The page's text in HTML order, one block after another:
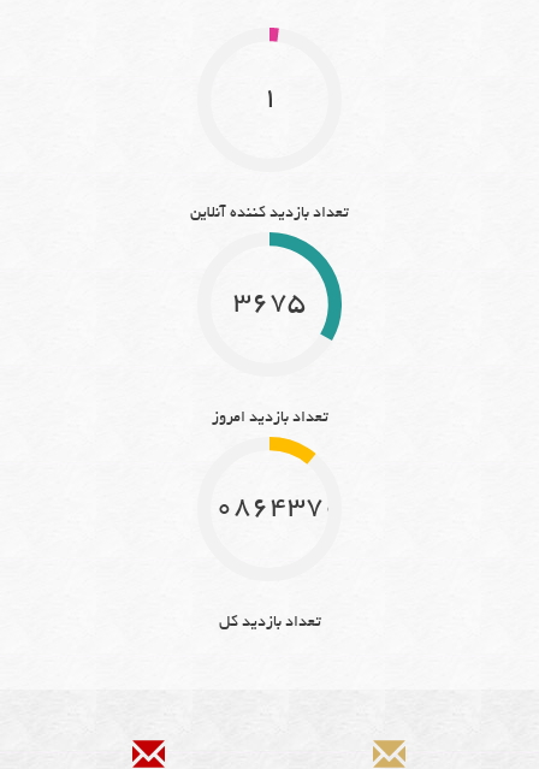
1
تعداد بازدید کننده آنلاین
3675
تعداد بازدید امروز
10864370
تعداد بازدید کل